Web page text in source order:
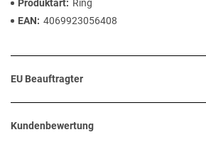
Produktart
Ring
EAN
4069923056408
EU Beauftragter
Kundenbewertung